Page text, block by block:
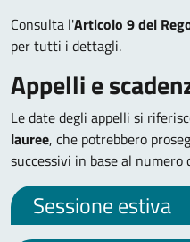
Consulta l'Articolo 9 del
per tutti i dettagli.
Appelli e
Le date degli appelli si
lauree, che potrebbero
successivi in base al numero
Sessione estiva